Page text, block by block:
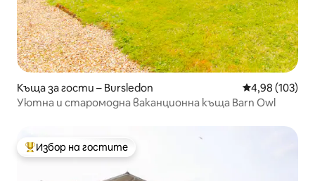
Къща за гости – Bursledon Средна
4,98 (103)
Уютна и старомодна ваканционна къща Barn Owl
Най-популярен избор на гостите
Избор на гостите